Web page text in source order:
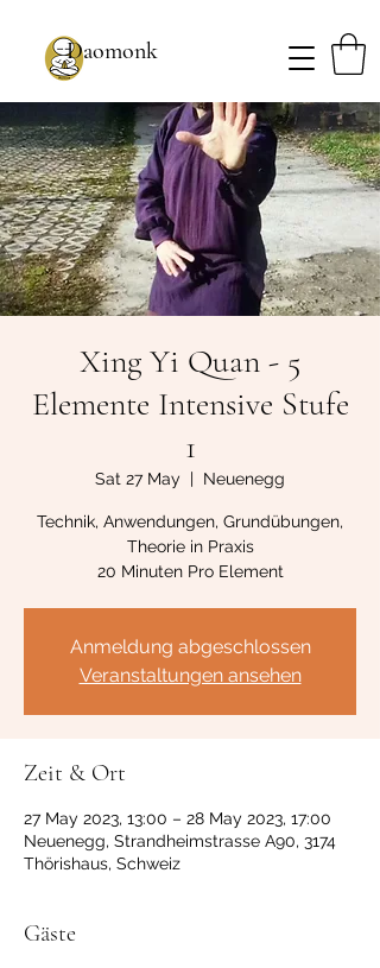
Daomonk
Xing Yi Quan - 5
Elemente Intensive Stufe
1
Sat 27 May
  |
Neuenegg
Technik, Anwendungen, Grundübungen,
Theorie in Praxis
20 Minuten Pro Element
Anmeldung abgeschlossen
Veranstaltungen ansehen
Zeit & Ort
27 May 2023, 13:00 – 28 May 2023, 17:00
Neuenegg, Strandheimstrasse A90, 3174
Thörishaus, Schweiz
Gäste